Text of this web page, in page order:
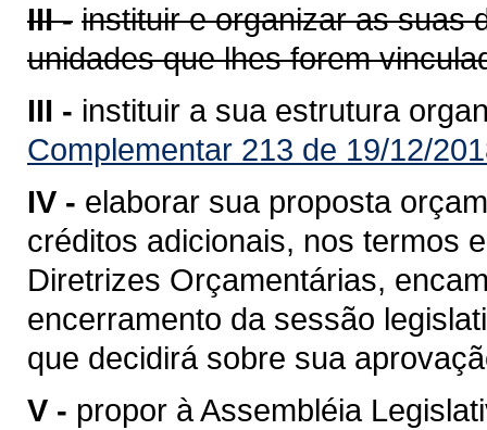
III - instituir e organizar as suas
unidades que lhes forem
III - instituir a sua estrutura
Complementar 213 de 19/12/
IV - elaborar sua proposta
créditos adicionais, nos termos
Diretrizes Orçamentárias,
encerramento da sessão
que decidirá sobre sua
V - propor à Assembléia